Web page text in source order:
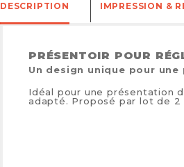
DESCRIPTION IMPRESSION &
PRÉSENTOIR POUR
Un design unique pour
Idéal pour une présentation
adapté. Proposé par lot de